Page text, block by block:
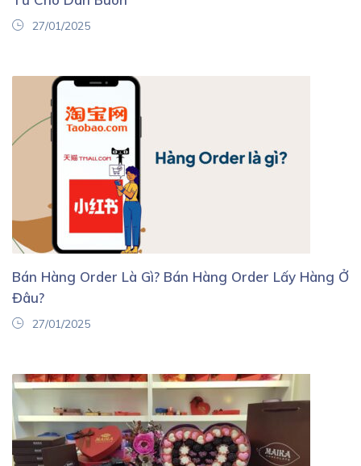
27/01/2025
Bán Hàng Order Là Gì? Bán Hàng Order Lấy Hàng Ở
Đâu?
27/01/2025